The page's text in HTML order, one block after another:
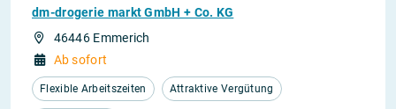
dm-drogerie markt GmbH + Co. KG
46446 Emmerich
Ab sofort
Flexible Arbeitszeiten Attraktive Vergütung